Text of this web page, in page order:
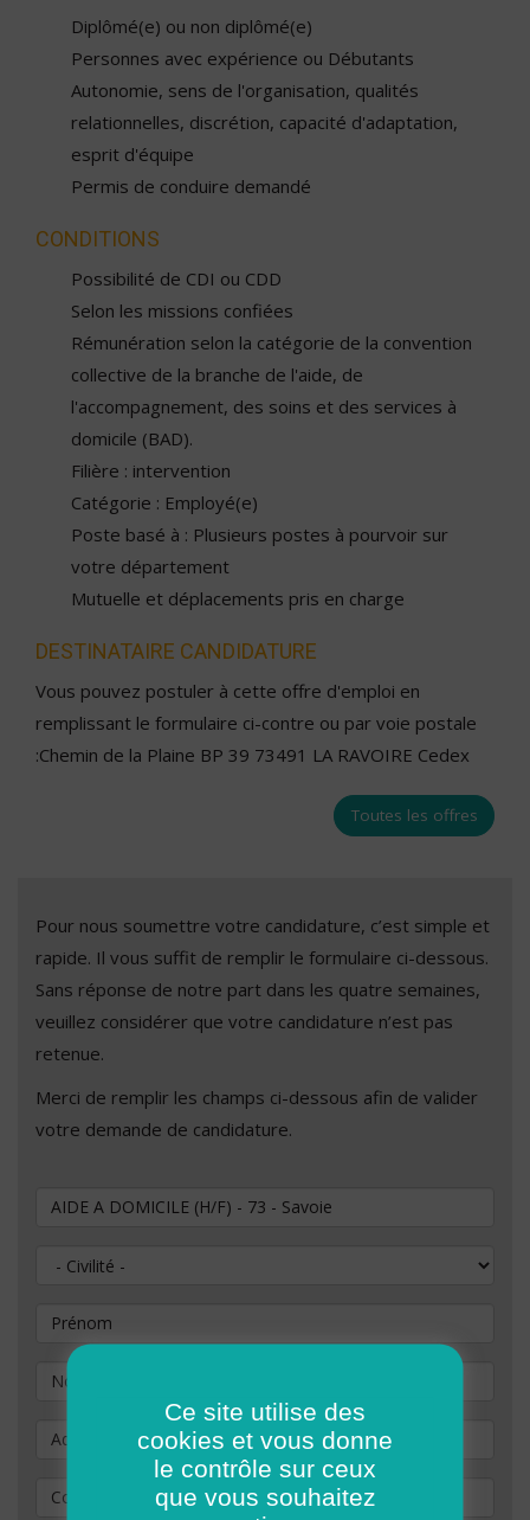
Diplômé(e) ou non diplômé(e)
Personnes avec expérience ou Débutants
Autonomie, sens de l'organisation, qualités
relationnelles, discrétion, capacité d'adaptation,
esprit d'équipe
Permis de conduire demandé
CONDITIONS
Possibilité de CDI ou CDD
Selon les missions confiées
Rémunération selon la catégorie de la convention
collective de la branche de l'aide, de
l'accompagnement, des soins et des services à
domicile (BAD).
Filière : intervention
Catégorie : Employé(e)
Poste basé à : Plusieurs postes à pourvoir sur
votre département
Mutuelle et déplacements pris en charge
DESTINATAIRE CANDIDATURE
Vous pouvez postuler à cette offre d'emploi en
remplissant le formulaire ci-contre ou par voie postale
:Chemin de la Plaine BP 39 73491 LA RAVOIRE Cedex
Toutes les offres
Pour nous soumettre votre candidature, c’est simple et
rapide. Il vous suffit de remplir le formulaire ci-dessous.
Sans réponse de notre part dans les quatre semaines,
veuillez considérer que votre candidature n’est pas
retenue.
Merci de remplir les champs ci-dessous afin de valider
votre demande de candidature.
Vous souhaitez postuler au poste de
Civilité
Prénom
Nom
Adresse
Code Postal *
Ce site utilise des
cookies et vous donne
le contrôle sur ceux
que vous souhaitez